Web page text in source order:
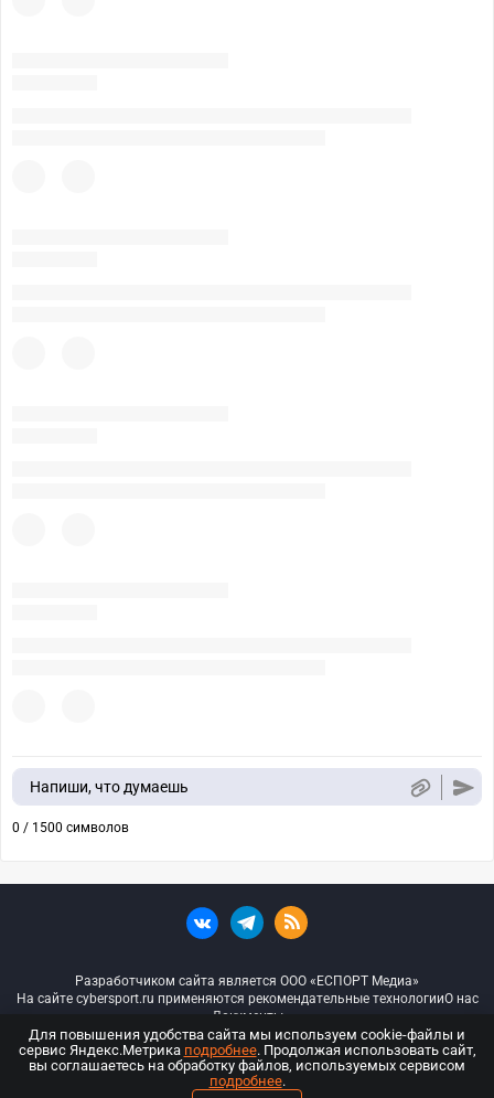
Напиши, что думаешь
0 / 1500 символов
Разработчиком сайта является ООО «ЕСПОРТ Медиа»
На сайте cybersport.ru применяются рекомендательные технологииО нас
Документы
© ООО «Киберспорт.ру» — Все права защищены
18+
Для повышения удобства сайта мы используем cookie-файлы и
сервис Яндекс.Метрика подробнее. Продолжая использовать сайт,
вы соглашаетесь на обработку файлов, используемых сервисом
подробнее.